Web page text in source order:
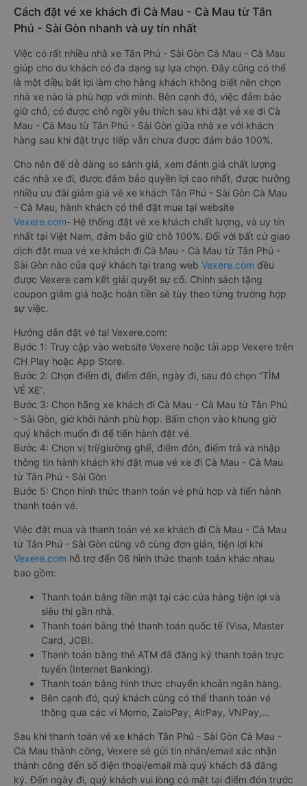
Cách đặt vé xe khách đi Cà Mau - Cà Mau từ Tân
Phú - Sài Gòn nhanh và uy tín nhất
Việc có rất nhiều nhà xe Tân Phú - Sài Gòn Cà Mau - Cà Mau
giúp cho du khách có đa dạng sự lựa chọn. Đây cũng có thể
là một điều bất lợi làm cho hàng khách không biết nên chọn
nhà xe nào là phù hợp với mình. Bên cạnh đó, việc đảm bảo
giữ chỗ, có được chỗ ngồi yêu thích sau khi đặt vé xe đi Cà
Mau - Cà Mau từ Tân Phú - Sài Gòn giữa nhà xe với khách
hàng sau khi đặt trực tiếp vẫn chưa được đảm bảo 100%.
Cho nên để dễ dàng so sánh giá, xem đánh giá chất lượng
các nhà xe đi, được đảm bảo quyền lợi cao nhất, được hưởng
nhiều ưu đãi giảm giá vé xe khách Tân Phú - Sài Gòn Cà Mau
- Cà Mau, hành khách có thể đặt mua tại website
Vexere.com- Hệ thống đặt vé xe khách chất lượng, và uy tín
nhất tại Việt Nam, đảm bảo giữ chỗ 100%. Đối với bất cứ giao
dịch đặt mua vé xe khách đi Cà Mau - Cà Mau từ Tân Phú -
Sài Gòn nào của quý khách tại trang web Vexere.com đều
được Vexere cam kết giải quyết sự cố. Chính sách tặng
coupon giảm giá hoặc hoàn tiền sẽ tùy theo từng trường hợp
sự việc.
Hướng dẫn đặt vé tại Vexere.com:
Bước 1: Truy cập vào website Vexere hoặc tải app Vexere trên
CH Play hoặc App Store.
Bước 2: Chọn điểm đi, điểm đến, ngày đi, sau đó chọn “TÌM
VÉ XE”.
Bước 3: Chọn hãng xe khách đi Cà Mau - Cà Mau từ Tân Phú
- Sài Gòn, giờ khởi hành phù hợp. Bấm chọn vào khung giờ
quý khách muốn đi để tiến hành đặt vé.
Bước 4: Chọn vị trí/giường ghế, điểm đón, điểm trả và nhập
thông tin hành khách khi đặt mua vé xe đi Cà Mau - Cà Mau
từ Tân Phú - Sài Gòn
Bước 5: Chọn hình thức thanh toán vé phù hợp và tiến hành
thanh toán vé.
Việc đặt mua và thanh toán vé xe khách đi Cà Mau - Cà Mau
từ Tân Phú - Sài Gòn cũng vô cùng đơn giản, tiện lợi khi
Vexere.com hỗ trợ đến 06 hình thức thanh toán khác nhau
bao gồm:
Thanh toán bằng tiền mặt tại các cửa hàng tiện lợi và
siêu thị gần nhà.
Thanh toán bằng thẻ thanh toán quốc tế (Visa, Master
Card, JCB).
Thanh toán bằng thẻ ATM đã đăng ký thanh toán trực
tuyến (Internet Banking).
Thanh toán bằng hình thức chuyển khoản ngân hàng.
Bên cạnh đó, quý khách cũng có thể thanh toán vé
thông qua các ví Momo, ZaloPay, AirPay, VNPay,…
Sau khi thanh toán vé xe khách Tân Phú - Sài Gòn Cà Mau -
Cà Mau thành công, Vexere sẽ gửi tin nhắn/email xác nhận
thành công đến số điện thoại/email mà quý khách đã đăng
ký. Đến ngày đi, quý khách vui lòng có mặt tại điểm đón trước